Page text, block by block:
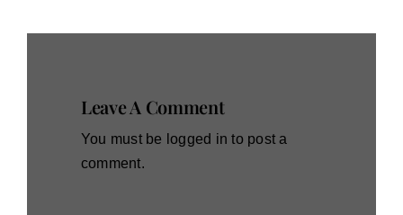
Leave A Comment
You must be logged in to post a
comment.